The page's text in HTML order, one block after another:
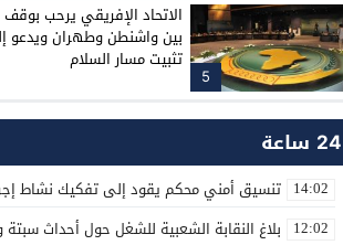
5
الاتحاد الإفريقي يرحب بوقف
بين واشنطن وطهران ويدعو
تثبيت مسار السلام
24 ساعة
14:02 تنسيق أمني محكم يقود إلى تفكيك نشاط
12:02 بلاغ النقابة الشعبية للشغل حول أحداث سبتة